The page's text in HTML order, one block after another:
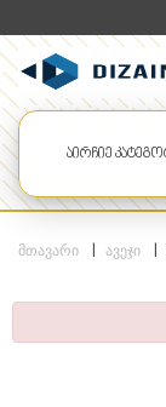
ᲛᲗᲐᲕᲐᲠᲘ ᲐᲕᲔᲯᲘ